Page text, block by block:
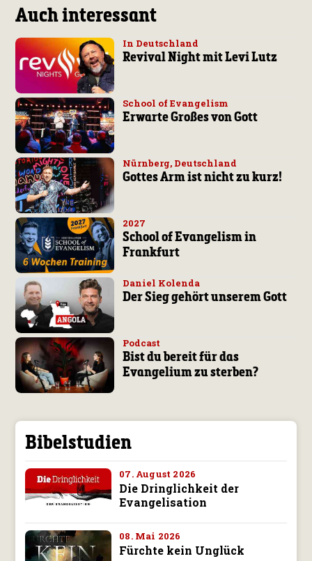
Auch interessant
In Deutschland
Revival Night mit Levi Lutz
School of Evangelism
Erwarte Großes von Gott
Nürnberg, Deutschland
Gottes Arm ist nicht zu kurz!
2027
School of Evangelism in
Frankfurt
Daniel Kolenda
Der Sieg gehört unserem Gott
Podcast
Bist du bereit für das
Evangelium zu sterben?
Bibelstudien
07. August 2026
Die Dringlichkeit der
Evangelisation
08. Mai 2026
Fürchte kein Unglück